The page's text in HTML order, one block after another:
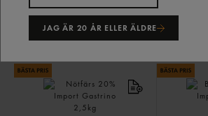
FILTRERA/SORTERA
JAG ÄR 20 ÅR ELLER ÄLDRE